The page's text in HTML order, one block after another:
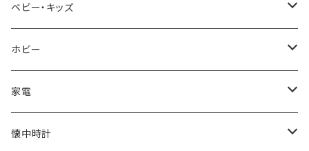
AVALANCHE
ORIENT
ZEPPELIN
SKAGEN
ALV
Merge
ETTINGER
COACH
BOTTEGA VENETA
EMPORIO ARMANI
CALVIN KLEIN
DANIEL WELLINGTON
OROBIANCO
Ellese
COLEMAN
MONTBLANC
BLAZER CLUB
ANDY HAWARD
G GUSTO
GULLWING
BRAUN
RHYTHM
BLOSSOM
MONDAINE
VALENTINO VISCANI
WATERMAN
PARKER
PELIKAN
CROSS
Trangia
Barebones
FEUERHAND
CASIO
ベビー・キッズ
ふわりぃ
ERGO BABY
ホビー
その他
AMOS
家電
CREATE
懐中時計